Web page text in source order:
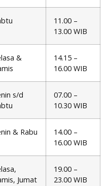
11.00 –
13.00 WIB
&
14.15 –
16.00 WIB
s/d
07.00 –
10.30 WIB
& Rabu
14.00 –
16.00 WIB
Jumat
19.00 –
23.00 WIB